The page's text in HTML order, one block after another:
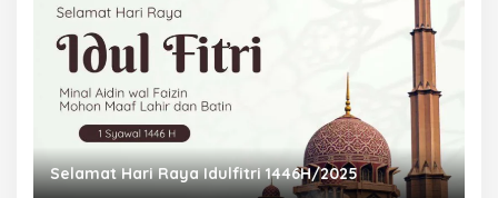
Selamat Hari Raya Idulfitri 1446H/2025